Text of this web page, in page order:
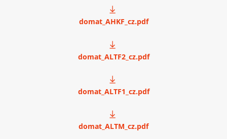
domat_AHKF_cz.pdf
domat_ALTF2_cz.pdf
domat_ALTF1_cz.pdf
domat_ALTM_cz.pdf